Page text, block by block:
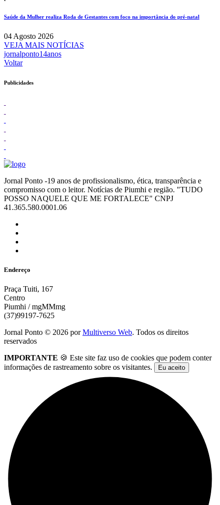
Saúde da Mulher realiza Roda de Gestantes com foco na importância do pré-natal
04 Agosto 2026
VEJA MAIS NOTÍCIAS
jornalponto14anos
Voltar
Publicidades
Jornal Ponto -19 anos de profissionalismo, ética, transparência e
compromisso com o leitor. Notícias de Piumhi e região. "TUDO
POSSO NAQUELE QUE ME FORTALECE" CNPJ
41.365.580.0001.06
Endereço
Praça Tuiti, 167
Centro
Piumhi / mgMMmg
(37)99197-7625
Jornal Ponto © 2026 porMultiverso Web. Todos os direitos
reservados
IMPORTANTE 🍪 Este site faz uso de cookies que podem conter
informações de rastreamento sobre os visitantes.
Eu aceito